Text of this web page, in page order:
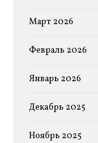
Март 2026
Февраль 2026
Январь 2026
Декабрь 2025
Ноябрь 2025